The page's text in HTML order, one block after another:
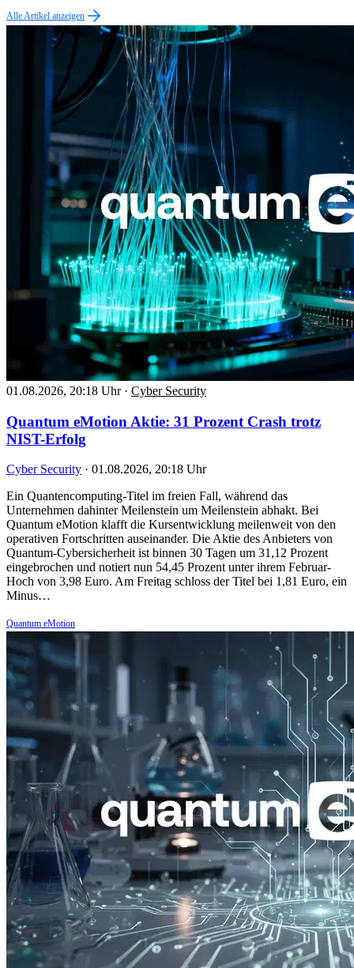
Alle Artikel anzeigen
01.08.2026, 20:18 Uhr · Cyber Security
Quantum eMotion Aktie: 31 Prozent Crash trotz
NIST-Erfolg
Cyber Security · 01.08.2026, 20:18 Uhr
Ein Quantencomputing-Titel im freien Fall, während das
Unternehmen dahinter Meilenstein um Meilenstein abhakt. Bei
Quantum eMotion klafft die Kursentwicklung meilenweit von den
operativen Fortschritten auseinander. Die Aktie des Anbieters von
Quantum-Cybersicherheit ist binnen 30 Tagen um 31,12 Prozent
eingebrochen und notiert nun 54,45 Prozent unter ihrem Februar-
Hoch von 3,98 Euro. Am Freitag schloss der Titel bei 1,81 Euro, ein
Minus…
Quantum eMotion